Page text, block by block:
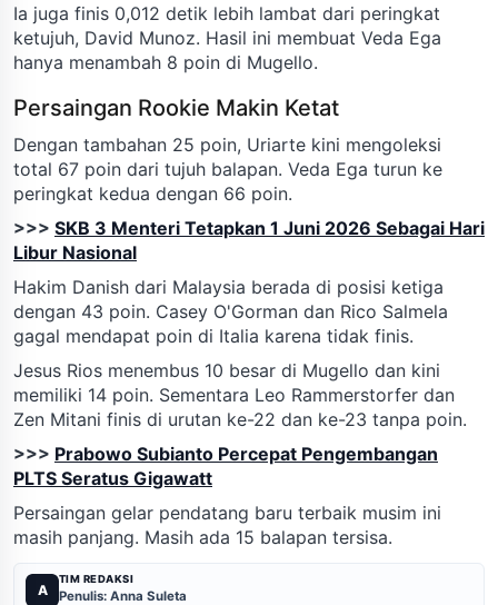
Ia juga finis 0,012 detik lebih lambat dari peringkat
ketujuh, David Munoz. Hasil ini membuat Veda Ega
hanya menambah 8 poin di Mugello.
Persaingan Rookie Makin Ketat
Dengan tambahan 25 poin, Uriarte kini mengoleksi
total 67 poin dari tujuh balapan. Veda Ega turun ke
peringkat kedua dengan 66 poin.
>>> SKB 3 Menteri Tetapkan 1 Juni 2026 Sebagai Hari
Libur Nasional
Hakim Danish dari Malaysia berada di posisi ketiga
dengan 43 poin. Casey O'Gorman dan Rico Salmela
gagal mendapat poin di Italia karena tidak finis.
Jesus Rios menembus 10 besar di Mugello dan kini
memiliki 14 poin. Sementara Leo Rammerstorfer dan
Zen Mitani finis di urutan ke-22 dan ke-23 tanpa poin.
>>> Prabowo Subianto Percepat Pengembangan
PLTS Seratus Gigawatt
Persaingan gelar pendatang baru terbaik musim ini
masih panjang. Masih ada 15 balapan tersisa.
A
TIM REDAKSI
Penulis: Anna Suleta